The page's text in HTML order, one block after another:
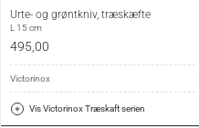
Urte- og grøntkniv, træskæfte
L 15 cm
495,00
Victorinox
Vis Victorinox Træskaft serien